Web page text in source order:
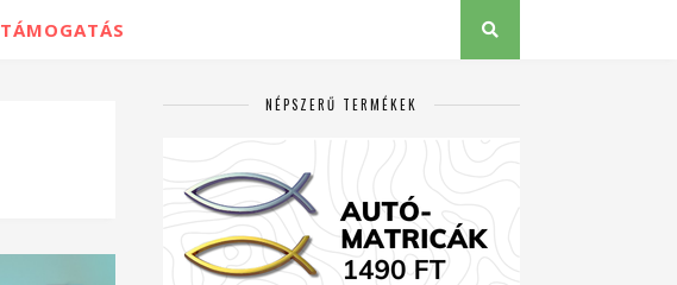
TÁMOGATÁS
NÉPSZERŰ TERMÉKEK